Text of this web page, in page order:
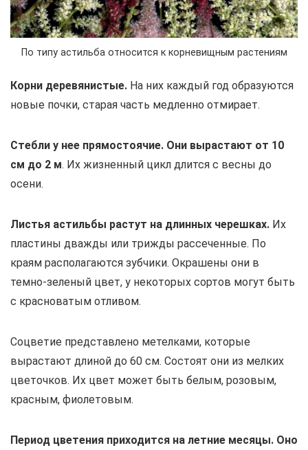
По типу астильба относится к корневищным растениям
Корни деревянистые. На них каждый год образуются
новые почки, старая часть медленно отмирает.
Стебли у нее прямостоячие. Они вырастают от 10
см до 2 м. Их жизненный цикл длится с весны до
осени.
Листья астильбы растут на длинных черешках. Их
пластины дважды или трижды рассеченные. По
краям располагаются зубчики. Окрашены они в
темно-зеленый цвет, у некоторых сортов могут быть
с красноватым отливом.
Соцветие представлено метелками, которые
вырастают длиной до 60 см. Состоят они из мелких
цветочков. Их цвет может быть белым, розовым,
красным, фиолетовым.
Период цветения приходится на летние месяцы. Оно